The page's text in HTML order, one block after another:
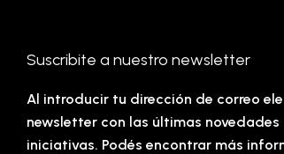
Suscribite a nuestro newsletter
Al introducir tu dirección de correo
newsletter con las últimas
iniciativas. Podés encontrar más